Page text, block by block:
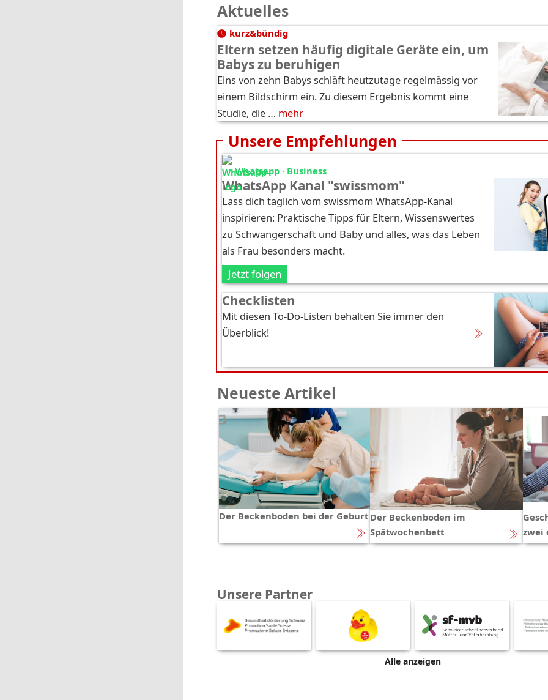
Aktuelles
kurz&bündig
Eltern setzen häufig digitale Geräte ein, um
Babys zu beruhigen
Eins von zehn Babys schläft heutzutage regelmässig vor
einem Bildschirm ein. Zu diesem Ergebnis kommt eine
Studie, die … mehr
Unsere Empfehlungen
Whatsapp · Business
WhatsApp Kanal "swissmom"
Lass dich täglich vom swissmom WhatsApp-Kanal
inspirieren: Praktische Tipps für Eltern, Wissenswertes
zu Schwangerschaft und Baby und alles, was das Leben
als Frau besonders macht.
Jetzt folgen
Checklisten
Mit diesen To-Do-Listen behalten Sie immer den
Überblick!
Neueste Artikel
Der Beckenboden bei der Geburt Der Beckenboden im
Spätwochenbett
zwei
Unsere Partner
Alle anzeigen